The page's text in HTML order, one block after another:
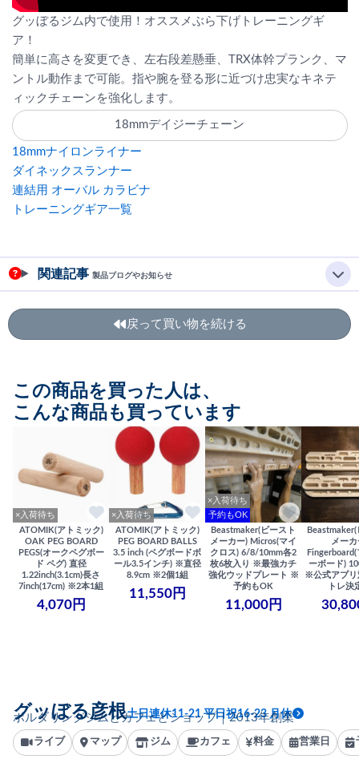
グッぼるジム内で使用！オススメぶら下げトレーニングギ
ア！
簡単に高さを変更でき、左右段差懸垂、TRX体幹プランク、マ
ントル動作まで可能。指や腕を登る形に近づけ忠実なキネテ
ィックチェーンを強化します。
18mmデイジーチェーン
18mmナイロンライナー
ダイネックスランナー
連結用 オーバル カラビナ
トレーニングギア一覧
関連記事 製品ブログやお知らせ
戻って買い物を続ける
この商品を買った人は、
こんな商品も買っています
×入荷待ち
ATOMIK(アトミック)
OAK PEG BOARD
PEGS(オークペグボー
ド ペグ) 直径
1.22inch(3.1cm)長さ
7inch(17cm) ※2本1組
4,070円
×入荷待ち
ATOMIK(アトミック)
PEG BOARD BALLS
3.5 inch (ペグボードボ
ール3.5インチ) ※直径
8.9cm ※2個1組
11,550円
×入荷待ち
予約もOK
Beastmaker(ビースト
メーカー) Micros(マイ
クロス) 6/8/10mm各2
枚6枚入り ※最強カチ
強化ウッドプレート ※
予約もOK
11,000円
メーカ
ーボード)
※公式アプ
トレ決
ボルダリングジムとカフェとショップ｜2013年創業
グッぼる彦根土日連休11-21 平日祝16-23 月休
ライブ マップ ジム カフェ 料金 営業日